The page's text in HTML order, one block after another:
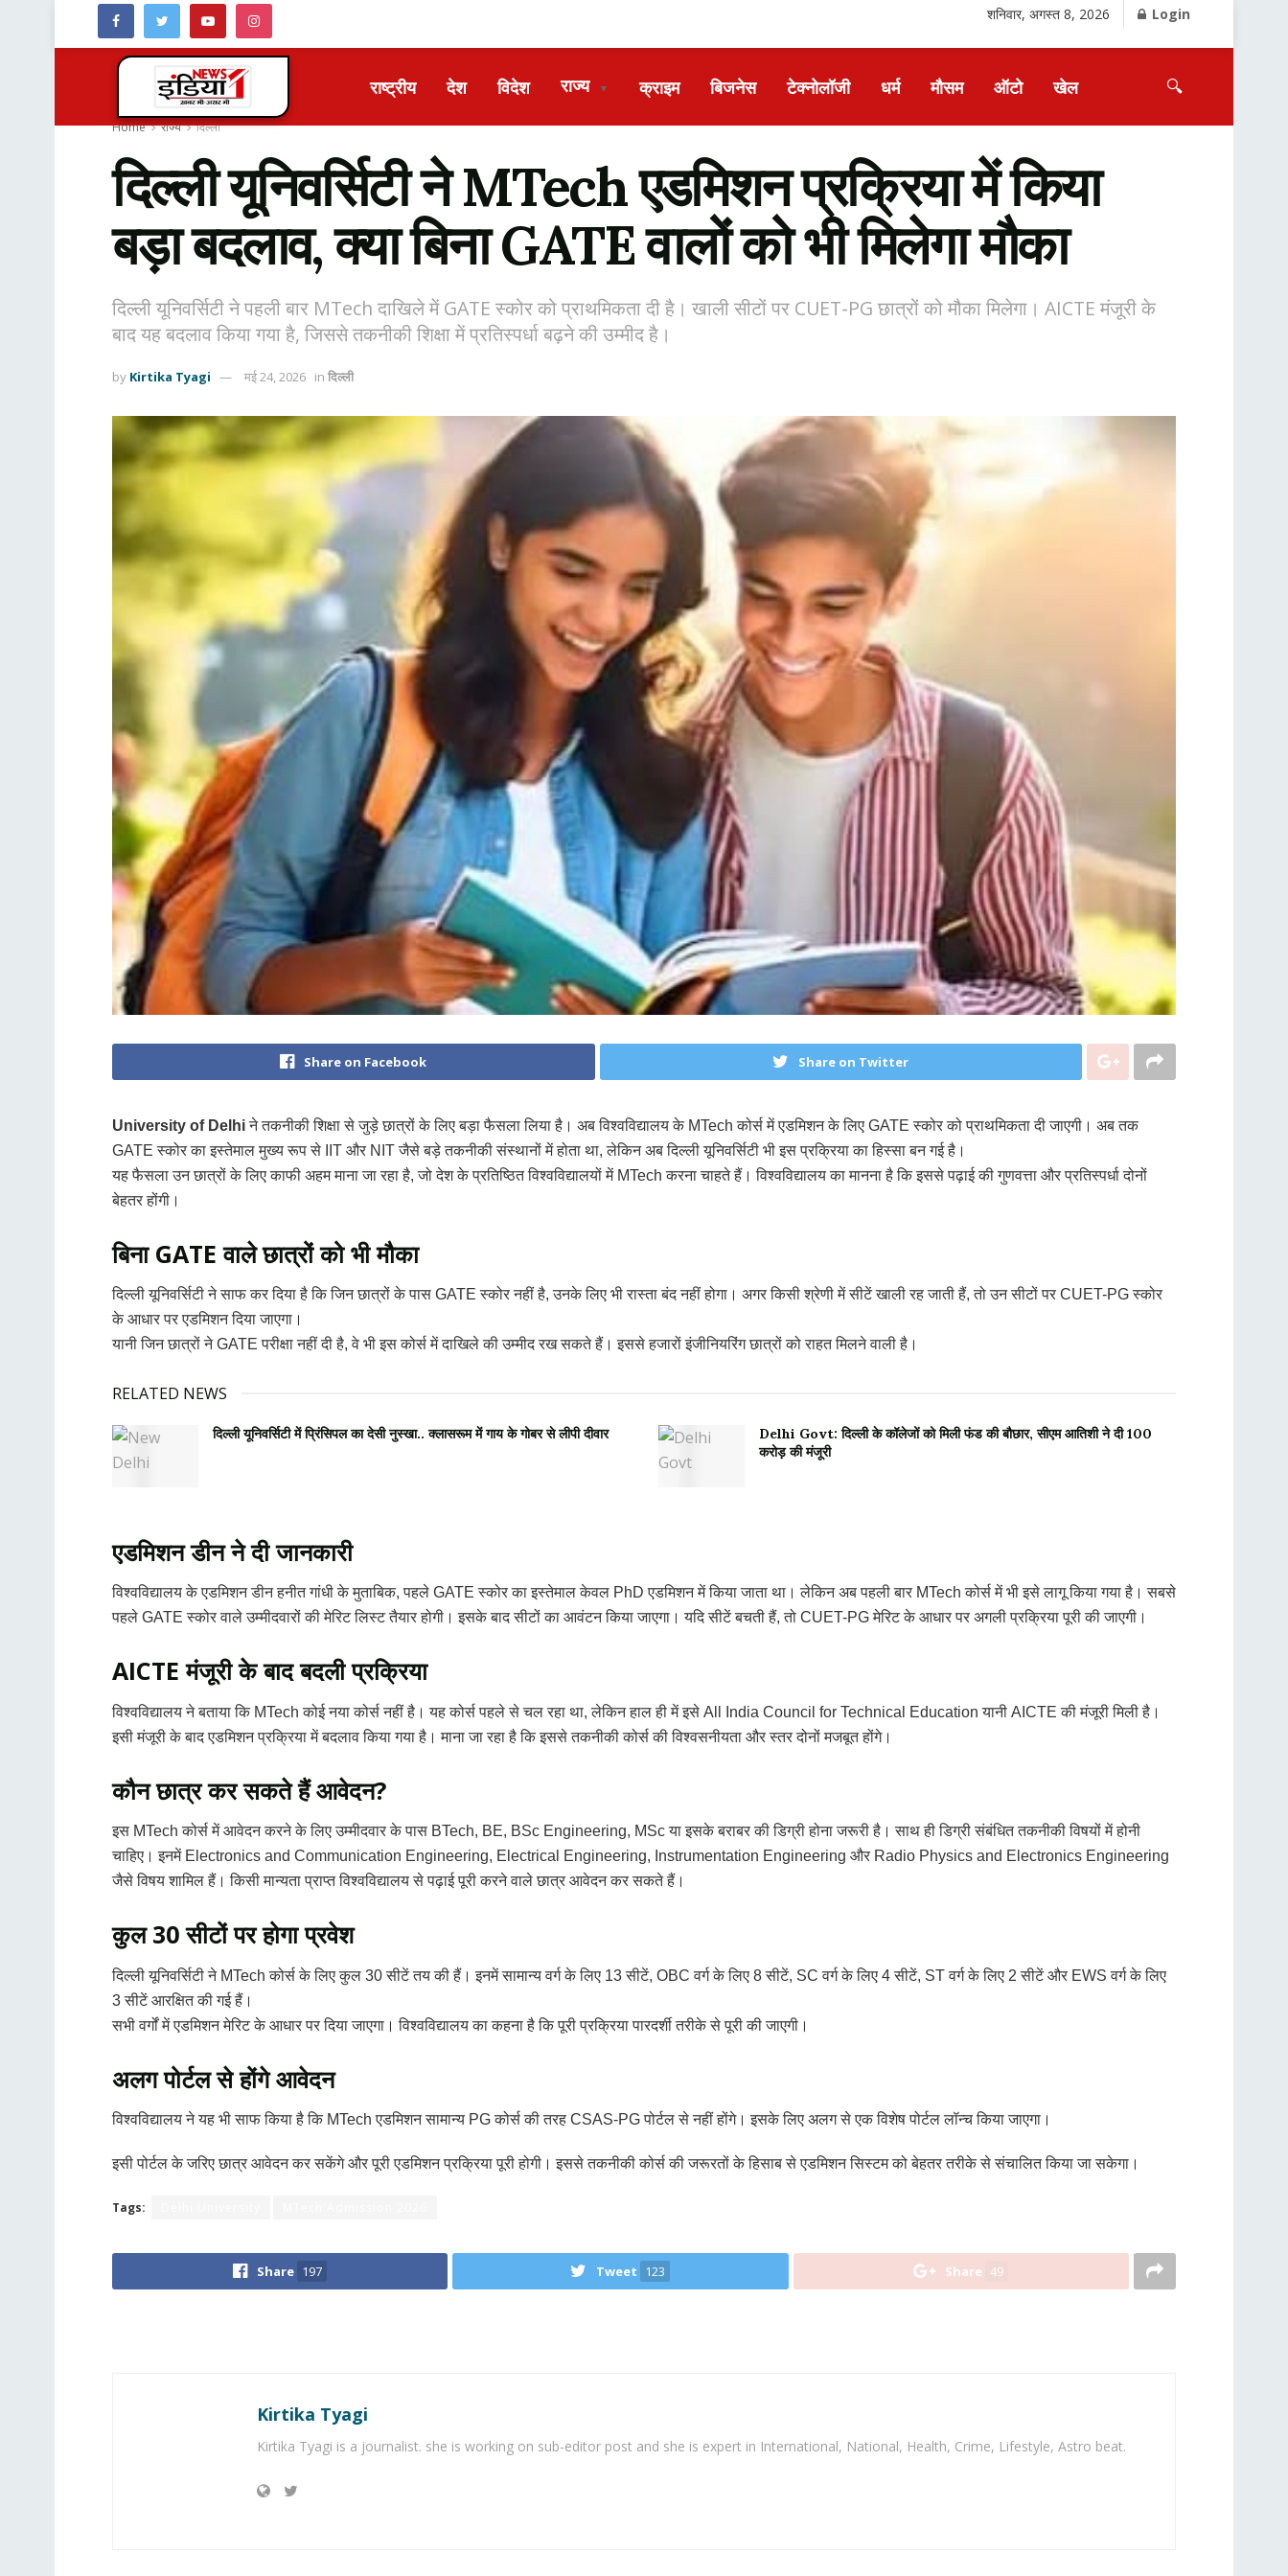
शनिवार, अगस्त 8, 2026 Login
राष्ट्रीय देश विदेश राज्य ▼ क्राइम बिजनेस टेक्नोलॉजी धर्म मौसम ऑटो खेल 🔍
Home राज्य दिल्ली
दिल्ली यूनिवर्सिटी ने MTech एडमिशन प्रक्रिया में किया
बड़ा बदलाव, क्या बिना GATE वालों को भी मिलेगा मौका
दिल्ली यूनिवर्सिटी ने पहली बार MTech दाखिले में GATE स्कोर को प्राथमिकता दी है। खाली सीटों पर CUET-PG छात्रों को मौका मिलेगा। AICTE मंजूरी के
बाद यह बदलाव किया गया है, जिससे तकनीकी शिक्षा में प्रतिस्पर्धा बढ़ने की उम्मीद है।
by Kirtika Tyagi मई 24, 2026 in दिल्ली
Share on Facebook Share on Twitter
University of Delhiने तकनीकी शिक्षा से जुड़े छात्रों के लिए बड़ा फैसला लिया है। अब विश्वविद्यालय के MTech कोर्स में एडमिशन के लिए GATE स्कोर को प्राथमिकता दी जाएगी। अब तक
GATE स्कोर का इस्तेमाल मुख्य रूप से IIT और NIT जैसे बड़े तकनीकी संस्थानों में होता था, लेकिन अब दिल्ली यूनिवर्सिटी भी इस प्रक्रिया का हिस्सा बन गई है।
यह फैसला उन छात्रों के लिए काफी अहम माना जा रहा है, जो देश के प्रतिष्ठित विश्वविद्यालयों में MTech करना चाहते हैं। विश्वविद्यालय का मानना है कि इससे पढ़ाई की गुणवत्ता और प्रतिस्पर्धा दोनों
बेहतर होंगी।
बिना GATE वाले छात्रों को भी मौका
दिल्ली यूनिवर्सिटी ने साफ कर दिया है कि जिन छात्रों के पास GATE स्कोर नहीं है, उनके लिए भी रास्ता बंद नहीं होगा। अगर किसी श्रेणी में सीटें खाली रह जाती हैं, तो उन सीटों पर CUET-PG स्कोर
के आधार पर एडमिशन दिया जाएगा।
यानी जिन छात्रों ने GATE परीक्षा नहीं दी है, वे भी इस कोर्स में दाखिले की उम्मीद रख सकते हैं। इससे हजारों इंजीनियरिंग छात्रों को राहत मिलने वाली है।
RELATED NEWS
दिल्ली यूनिवर्सिटी में प्रिंसिपल का देसी नुस्खा.. क्लासरूम में गाय के गोबर से लीपी दीवार
Delhi Govt: दिल्ली के कॉलेजों को मिली फंड की बौछार, सीएम आतिशी ने दी 100
करोड़ की मंजूरी
एडमिशन डीन ने दी जानकारी
विश्वविद्यालय के एडमिशन डीन हनीत गांधी के मुताबिक, पहले GATE स्कोर का इस्तेमाल केवल PhD एडमिशन में किया जाता था। लेकिन अब पहली बार MTech कोर्स में भी इसे लागू किया गया है। सबसे
पहले GATE स्कोर वाले उम्मीदवारों की मेरिट लिस्ट तैयार होगी। इसके बाद सीटों का आवंटन किया जाएगा। यदि सीटें बचती हैं, तो CUET-PG मेरिट के आधार पर अगली प्रक्रिया पूरी की जाएगी।
AICTE मंजूरी के बाद बदली प्रक्रिया
विश्वविद्यालय ने बताया कि MTech कोई नया कोर्स नहीं है। यह कोर्स पहले से चल रहा था, लेकिन हाल ही में इसे All India Council for Technical Education यानी AICTE की मंजूरी मिली है।
इसी मंजूरी के बाद एडमिशन प्रक्रिया में बदलाव किया गया है। माना जा रहा है कि इससे तकनीकी कोर्स की विश्वसनीयता और स्तर दोनों मजबूत होंगे।
कौन छात्र कर सकते हैं आवेदन?
इस MTech कोर्स में आवेदन करने के लिए उम्मीदवार के पास BTech, BE, BSc Engineering, MSc या इसके बराबर की डिग्री होना जरूरी है। साथ ही डिग्री संबंधित तकनीकी विषयों में होनी
चाहिए। इनमें Electronics and Communication Engineering, Electrical Engineering, Instrumentation Engineering और Radio Physics and Electronics Engineering
जैसे विषय शामिल हैं। किसी मान्यता प्राप्त विश्वविद्यालय से पढ़ाई पूरी करने वाले छात्र आवेदन कर सकते हैं।
कुल 30 सीटों पर होगा प्रवेश
दिल्ली यूनिवर्सिटी ने MTech कोर्स के लिए कुल 30 सीटें तय की हैं। इनमें सामान्य वर्ग के लिए 13 सीटें, OBC वर्ग के लिए 8 सीटें, SC वर्ग के लिए 4 सीटें, ST वर्ग के लिए 2 सीटें और EWS वर्ग के लिए
3 सीटें आरक्षित की गई हैं।
सभी वर्गों में एडमिशन मेरिट के आधार पर दिया जाएगा। विश्वविद्यालय का कहना है कि पूरी प्रक्रिया पारदर्शी तरीके से पूरी की जाएगी।
अलग पोर्टल से होंगे आवेदन
विश्वविद्यालय ने यह भी साफ किया है कि MTech एडमिशन सामान्य PG कोर्स की तरह CSAS-PG पोर्टल से नहीं होंगे। इसके लिए अलग से एक विशेष पोर्टल लॉन्च किया जाएगा।
इसी पोर्टल के जरिए छात्र आवेदन कर सकेंगे और पूरी एडमिशन प्रक्रिया पूरी होगी। इससे तकनीकी कोर्स की जरूरतों के हिसाब से एडमिशन सिस्टम को बेहतर तरीके से संचालित किया जा सकेगा।
Tags:
Share 197 Tweet 123 Share 49
Kirtika Tyagi
Kirtika Tyagi is a journalist. she is working on sub-editor post and she is expert in International, National, Health, Crime, Lifestyle, Astro beat.